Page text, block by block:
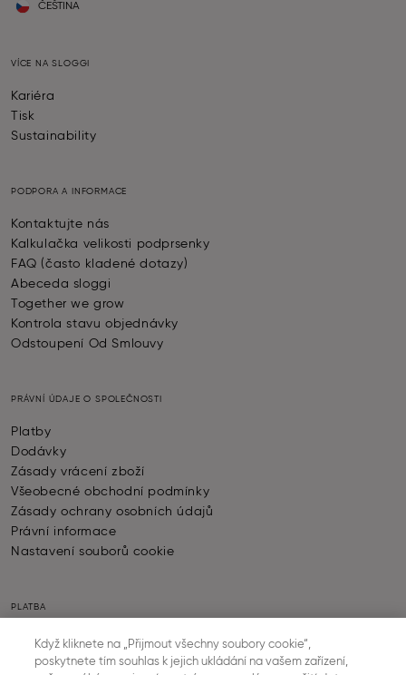
ČEŠTINA
VÍCE NA SLOGGI
Kariéra
Tisk
Sustainability
PODPORA A INFORMACE
Kontaktujte nás
Kalkulačka velikosti podprsenky
FAQ (často kladené dotazy)
Abeceda sloggi
Together we grow
Kontrola stavu objednávky
Odstoupení Od Smlouvy
PRÁVNÍ ÚDAJE O SPOLEČNOSTI
Platby
Dodávky
Zásady vrácení zboží
Všeobecné obchodní podmínky
Zásady ochrany osobních údajů
Právní informace
Nastavení souborů cookie
PLATBA
Když kliknete na „Přijmout všechny soubory cookie“,
poskytnete tím souhlas k jejich ukládání na vašem zařízení,